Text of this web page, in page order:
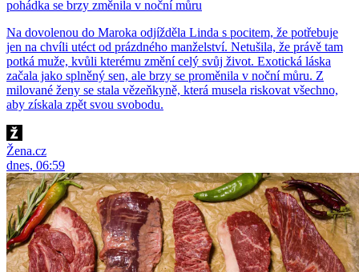
pohádka se brzy změnila v noční můru
Na dovolenou do Maroka odjížděla Linda s pocitem, že potřebuje
jen na chvíli utéct od prázdného manželství. Netušila, že právě tam
potká muže, kvůli kterému změní celý svůj život. Exotická láska
začala jako splněný sen, ale brzy se proměnila v noční můru. Z
milované ženy se stala vězeňkyně, která musela riskovat všechno,
aby získala zpět svou svobodu.
Žena.cz
dnes, 06:59